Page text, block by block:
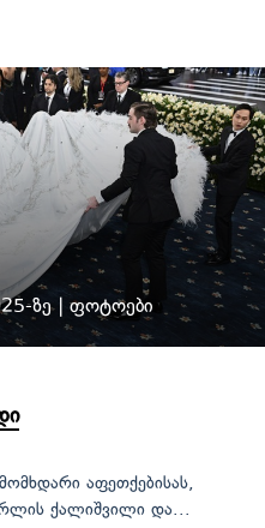
ზე | ფოტოები
აფეთქებისას,
ქალიშვილი და...